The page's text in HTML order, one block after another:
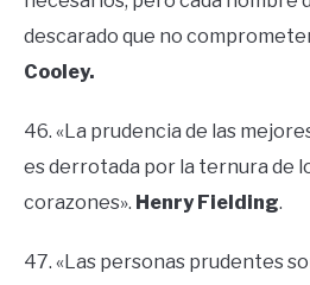
descarado que no
Cooley.
46. «La prudencia de las
es derrotada por la ternura de
corazones». Henry Fielding.
47. «Las personas prudentes